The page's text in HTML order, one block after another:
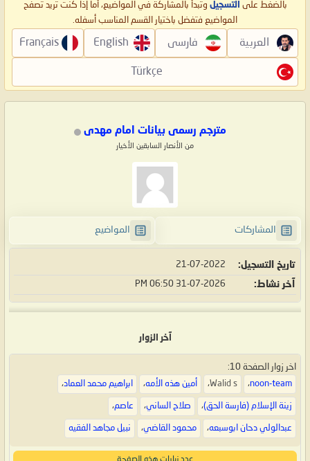
بالضغط على التسجيل وتبدأ بالمشاركة في المواضيع، أما إذا كنت تريد تصفح
المواضيع فتفضل باختيار القسم المناسب أسفله.
العربية فارسی English
Français
Türkçe
مترجم رسمی بیانات امام مهدی
من الأنصار السابقين الأخيار
المشاركات المواضيع
تاريخ التسجيل 21-07-2022
آخر نشاط 31-07-2026
06:50 PM
آخر الزوار
اخر زوار الصفحة 10:
noon-team، Walid s، أمين هذه الأمه، ابراهيم محمد العماد،
زينة الإسلام (فارسة الحق)، صلاح الساني، عاصم،
عبدالولي دحان ابوسبعه، محمود القاضي، نبيل مجاهد الفقيه